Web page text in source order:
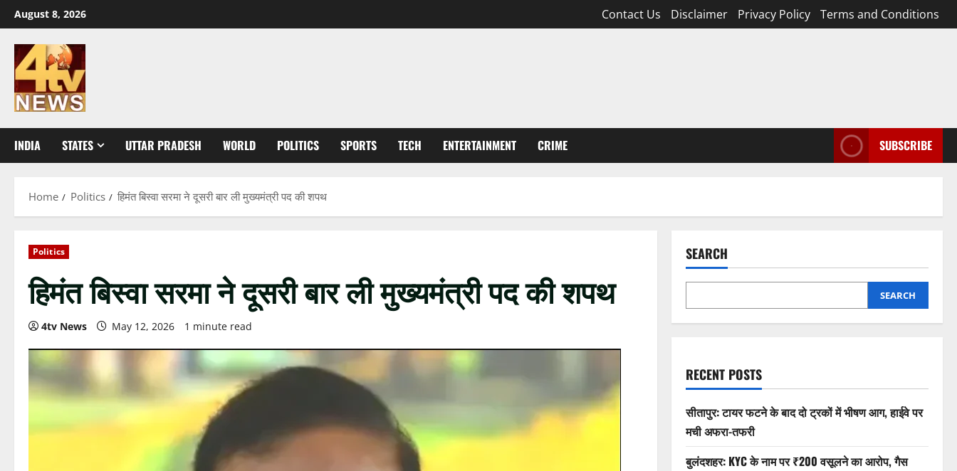
Skip
to
content
August 8, 2026 Contact Us Disclaimer Privacy Policy Terms and Conditions
INDIA STATES UTTAR PRADESH WORLD POLITICS SPORTS TECH ENTERTAINMENT CRIME SUBSCRIBE
Home Politics हिमंत बिस्वा सरमा ने दूसरी बार ली मुख्यमंत्री पद की शपथ
Politics
हिमंत बिस्वा सरमा ने दूसरी बार ली मुख्यमंत्री पद की शपथ
4tv News May 12, 2026 1 minute read
SEARCH
SEARCH
RECENT POSTS
सीतापुर: टायर फटने के बाद दो ट्रकों में भीषण आग, हाईवे पर
मची अफरा-तफरी
बुलंदशहर: KYC के नाम पर ₹200 वसूलने का आरोप, गैस